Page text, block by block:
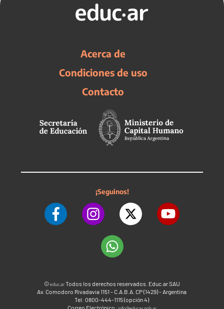
Acerca de
Condiciones de uso
Contacto
¡Seguinos!
©educ.arTodos los derechos reservados. Educ.ar SAU
Av. Comodoro Rivadavia 1151 - C.A.B.A. CP (1429) - Argentina
Tel: 0800-444-1115 (opción 4)
Correo Electrónico: